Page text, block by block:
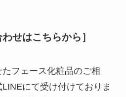
せはこちらから］
フェース化粧品のご相
にて受け付けておりま